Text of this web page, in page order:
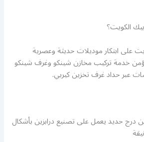
الكويت؟
على ابتكار موديلات حديثة وعصرية
نؤمن خدمة تركيب مخازن شينكو وغرف شينكو
عبر حداد غرف تخزين كيربي.
درج حديد يعمل على تصنيع درابزين بأشكال